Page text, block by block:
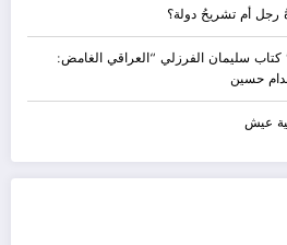
رجل أم تشريحُ دولة؟
كتاب سليمان الفرزلي “العراقي الغامض:
حسين
عيش